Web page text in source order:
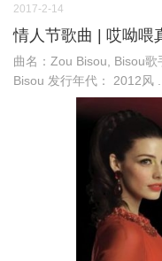
2017-2-14
情人节歌曲 | 哎呦喂
曲名：Zou Bisou, Bisou歌
Bisou 发行年代： 2012风 ...